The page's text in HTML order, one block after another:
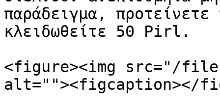
παράδειγμα,
κλειδωθείτε 50 Pirl.
<figure><img src="/files/
alt=""><figcaption></